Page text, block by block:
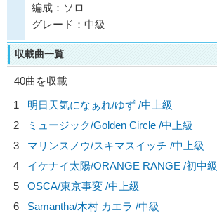
編成：ソロ
グレード：中級
収載曲一覧
40曲を収載
1
明日天気になぁれ/ゆず /中上級
2
ミュージック/Golden Circle /中上級
3
マリンスノウ/スキマスイッチ /中上級
4
イケナイ太陽/ORANGE RANGE /初中級
5
OSCA/東京事変 /中上級
6
Samantha/木村 カエラ /中級